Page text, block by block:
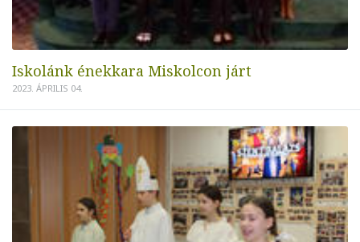
Iskolánk énekkara Miskolcon járt
2023. ÁPRILIS 04.